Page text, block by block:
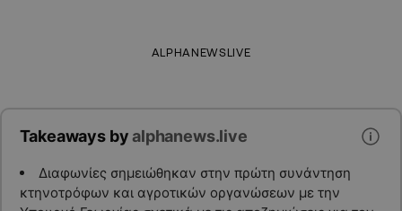
ALPHANEWSLIVE
Takeaways byalphanews.live
Διαφωνίες σημειώθηκαν στην πρώτη συνάντηση
κτηνοτρόφων και αγροτικών οργανώσεων με την